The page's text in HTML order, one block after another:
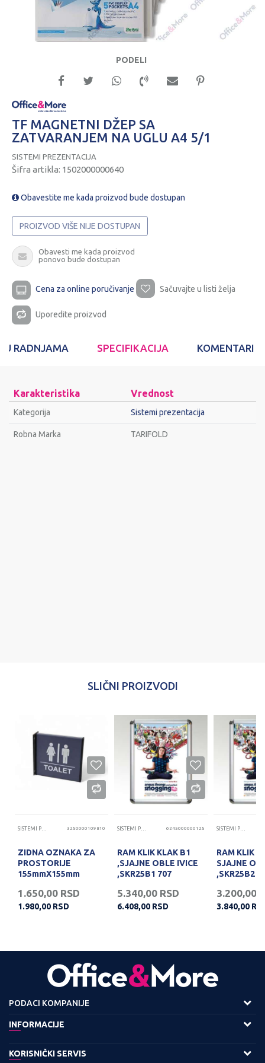
PODELI
TF MAGNETNI DŽEP SA
ZATVARANJEM NA UGLU A4 5/1
SISTEMI PREZENTACIJA
Šifra artikla: 1502000000640
Obavestite me kada proizvod bude dostupan
PROIZVOD VIŠE NIJE DOSTUPAN
Obavesti me kada proizvod
ponovo bude dostupan
Cena za online poručivanje Sačuvajte u listi želja
Uporedite proizvod
U RADNJAMA SPECIFIKACIJA KOMENTARI
Karakteristika Vrednost
Kategorija Sistemi prezentacija
Robna Marka TARIFOLD
SLIČNI PROIZVODI
3250000109810
ZIDNA OZNAKA ZA
PROSTORIJE
155mmX155mm
1.650,00 RSD
1.980,00 RSD
6245000000125
RAM KLIK KLAK B1
,SJAJNE OBLE IVICE
,SKR25B1 707
5.340,00 RSD
6.408,00 RSD
RAM KLIK
SJAJNE
,SKR25B2
3.200,00
3.840,00
PODACI KOMPANIJE
Adresa :
11158 Beograd
INFORMACIJE
O nama
KORISNIČKI SERVIS